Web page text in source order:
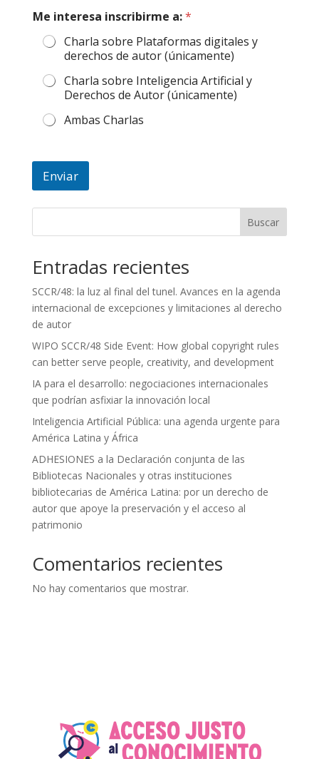
b
r
Me interesa inscribirme a:*
Charla sobre Plataformas digitales y
derechos de autor (únicamente)
Charla sobre Inteligencia Artificial y
Derechos de Autor (únicamente)
Ambas Charlas
Enviar
Buscar
Entradas recientes
SCCR/48: la luz al final del tunel. Avances en la agenda
internacional de excepciones y limitaciones al derecho
de autor
WIPO SCCR/48 Side Event: How global copyright rules
can better serve people, creativity, and development
IA para el desarrollo: negociaciones internacionales
que podrían asfixiar la innovación local
Inteligencia Artificial Pública: una agenda urgente para
América Latina y África
ADHESIONES a la Declaración conjunta de las
Bibliotecas Nacionales y otras instituciones
bibliotecarias de América Latina: por un derecho de
autor que apoye la preservación y el acceso al
patrimonio
Comentarios recientes
No hay comentarios que mostrar.